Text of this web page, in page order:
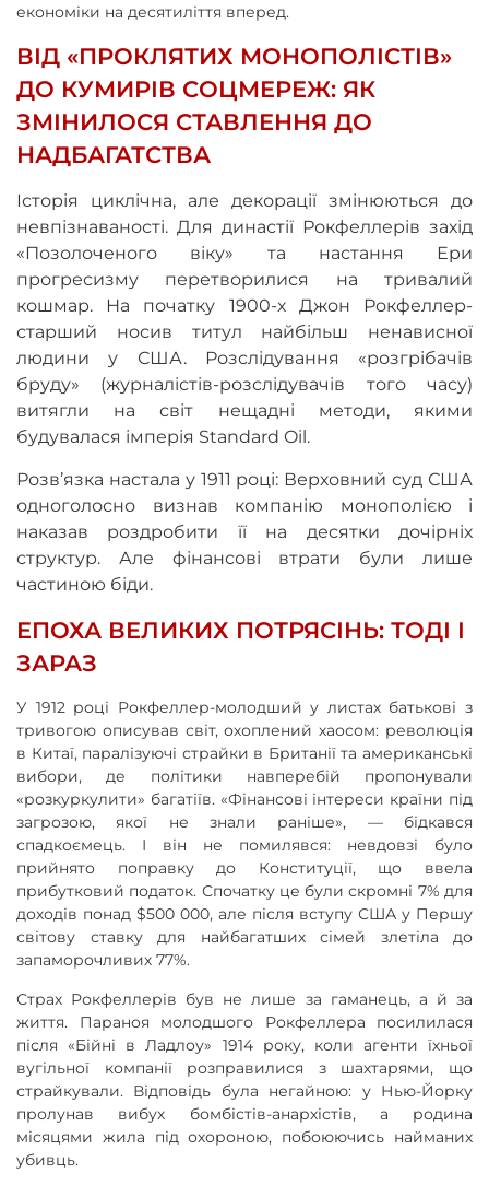
економіки на десятиліття вперед.
ВІД «ПРОКЛЯТИХ МОНОПОЛІСТІВ»
ДО КУМИРІВ СОЦМЕРЕЖ: ЯК
ЗМІНИЛОСЯ СТАВЛЕННЯ ДО
НАДБАГАТСТВА
Історія циклічна, але декорації змінюються до
невпізнаваності. Для династії Рокфеллерів захід
«Позолоченого віку» та настання Ери
прогресизму перетворилися на тривалий
кошмар. На початку 1900-х Джон Рокфеллер-
старший носив титул найбільш ненависної
людини у США. Розслідування «розгрібачів
бруду» (журналістів-розслідувачів того часу)
витягли на світ нещадні методи, якими
будувалася імперія Standard Oil.
Розв’язка настала у 1911 році: Верховний суд США
одноголосно визнав компанію монополією і
наказав роздробити її на десятки дочірніх
структур. Але фінансові втрати були лише
частиною біди.
ЕПОХА ВЕЛИКИХ ПОТРЯСІНЬ: ТОДІ І
ЗАРАЗ
У 1912 році Рокфеллер-молодший у листах батькові з
тривогою описував світ, охоплений хаосом: революція
в Китаї, паралізуючі страйки в Британії та американські
вибори, де політики навперебій пропонували
«розкуркулити» багатіїв. «Фінансові інтереси країни під
загрозою, якої не знали раніше», — бідкався
спадкоємець. І він не помилявся: невдовзі було
прийнято поправку до Конституції, що ввела
прибутковий податок. Спочатку це були скромні 7% для
доходів понад $500 000, але після вступу США у Першу
світову ставку для найбагатших сімей злетіла до
запаморочливих 77%.
Страх Рокфеллерів був не лише за гаманець, а й за
життя. Параноя молодшого Рокфеллера посилилася
після «Бійні в Ладлоу» 1914 року, коли агенти їхньої
вугільної компанії розправилися з шахтарями, що
страйкували. Відповідь була негайною: у Нью-Йорку
пролунав вибух бомбістів-анархістів, а родина
місяцями жила під охороною, побоюючись найманих
убивць.